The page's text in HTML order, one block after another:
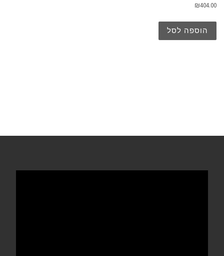
₪404.00
הוספה לסל